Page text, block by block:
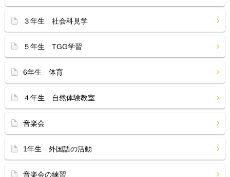
３年生 社会科見学
５年生 TGG学習
6年生 体育
４年生 自然体験教室
音楽会
1年生 外国語の活動
音楽会の練習